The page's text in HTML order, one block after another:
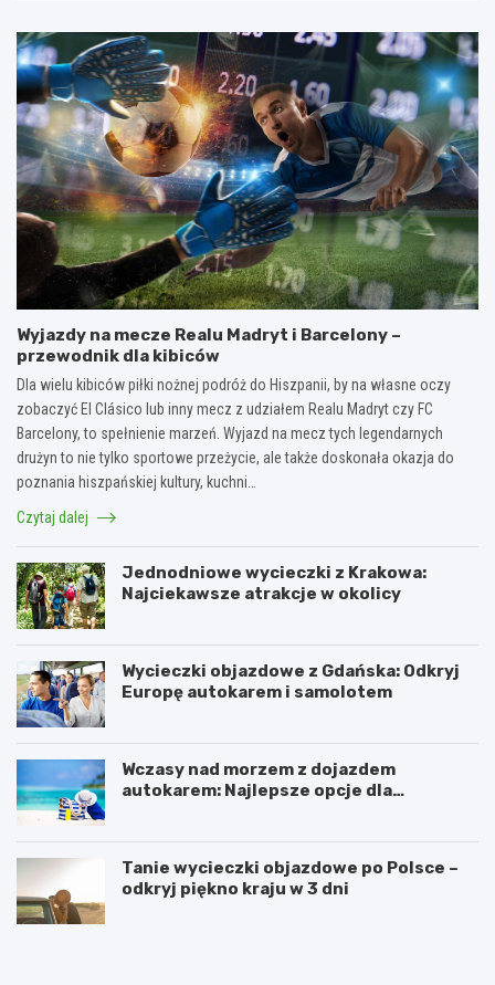
Wyjazdy na mecze Realu Madryt i Barcelony –
przewodnik dla kibiców
Dla wielu kibiców piłki nożnej podróż do Hiszpanii, by na własne oczy
zobaczyć El Clásico lub inny mecz z udziałem Realu Madryt czy FC
Barcelony, to spełnienie marzeń. Wyjazd na mecz tych legendarnych
drużyn to nie tylko sportowe przeżycie, ale także doskonała okazja do
poznania hiszpańskiej kultury, kuchni…
Czytaj dalej
Jednodniowe wycieczki z Krakowa:
Najciekawsze atrakcje w okolicy
Wycieczki objazdowe z Gdańska: Odkryj
Europę autokarem i samolotem
Wczasy nad morzem z dojazdem
autokarem: Najlepsze opcje dla
Tanie wycieczki objazdowe po Polsce –
odkryj piękno kraju w 3 dni
R
O